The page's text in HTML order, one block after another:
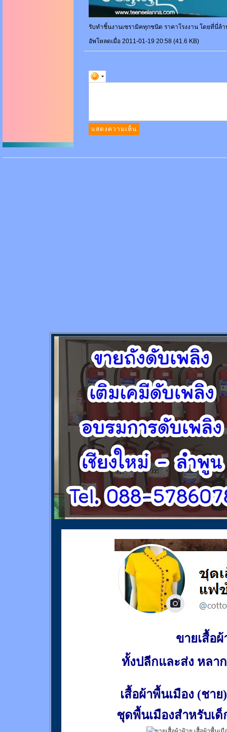
รับทำชิ้นงานเซรามิคทุกชนิด ราคาโรงงาน โดยที่นี่ล้
อัพโหลดเมื่อ 2011-01-19 20:58 (41.6 KB)
ขายเสื้อผ้
ทั้งปลีกและส่ง หลา
เสื้อผ้าพื้นเมือง (ชาย)
ชุดพื้นเมืองสำหรับเด็